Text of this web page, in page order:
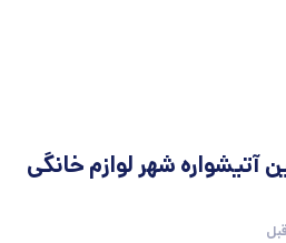
آتیشواره شهر لوازم خانگی